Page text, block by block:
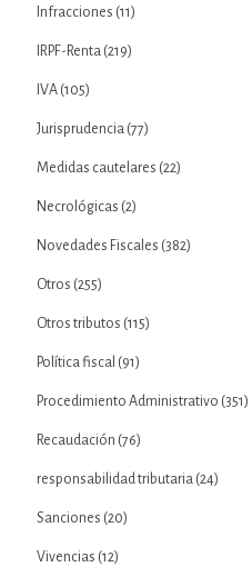
Infracciones (11)
IRPF-Renta (219)
IVA (105)
Jurisprudencia (77)
Medidas cautelares (22)
Necrológicas (2)
Novedades Fiscales (382)
Otros (255)
Otros tributos (115)
Política fiscal (91)
Procedimiento Administrativo (351)
Recaudación (76)
responsabilidad tributaria (24)
Sanciones (20)
Vivencias (12)